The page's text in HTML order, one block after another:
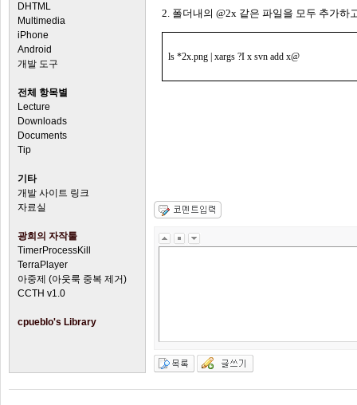
DHTML
Multimedia
iPhone
Android
개발 도구
전체 항목별
Lecture
Downloads
Documents
Tip
기타
개발 사이트 링크
자료실
광희의 자작툴
TimerProcessKill
TerraPlayer
아중제 (아웃룩 중복 제거)
CCTH v1.0
cpueblo's Library
2. 폴더내의 @2x 같은 파일을 모두 추가하
ls *2x.png | xargs ?I x svn add x@